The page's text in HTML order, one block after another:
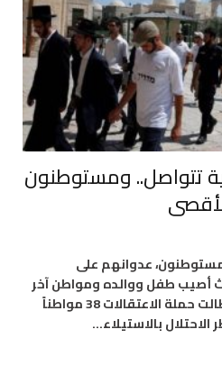
تتواصل.. ومستوطنون
عدوانهم على
أصيب طفل ووالده ومواطن آخر
برصاص الجيش الحي، فيما طالت حملة الاعتقالات 38 مواطناً
بالاستيلاء…